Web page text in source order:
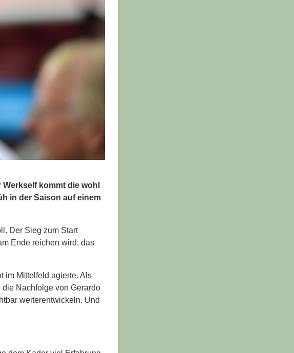
kommt die wohl
in der Saison auf einem
Der Sieg zum Start
Ende reichen wird, das
im Mittelfeld agierte. Als
Nachfolge von Gerardo
weiterentwickeln. Und